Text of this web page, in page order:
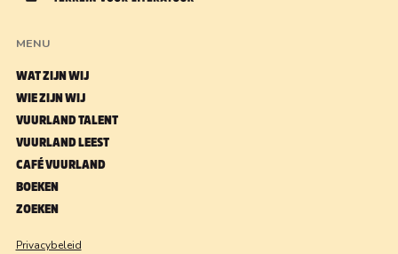
MENU
WAT ZIJN WIJ
WIE ZIJN WIJ
VUURLAND TALENT
VUURLAND LEEST
CAFÉ VUURLAND
BOEKEN
ZOEKEN
Privacybeleid